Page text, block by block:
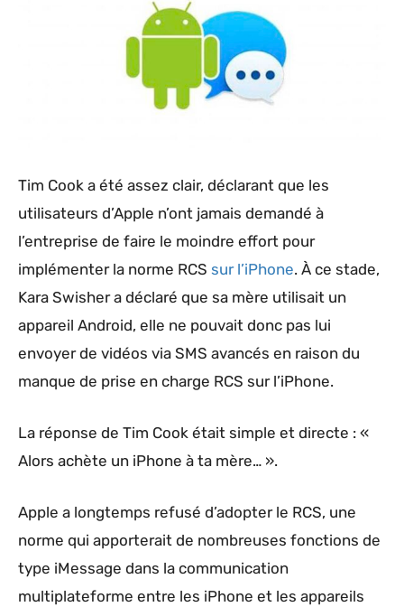
Tim Cook a été assez clair, déclarant que les
utilisateurs d’Apple n’ont jamais demandé à
l’entreprise de faire le moindre effort pour
implémenter la norme RCS sur l’iPhone. À ce stade,
Kara Swisher a déclaré que sa mère utilisait un
appareil Android, elle ne pouvait donc pas lui
envoyer de vidéos via SMS avancés en raison du
manque de prise en charge RCS sur l’iPhone.
La réponse de Tim Cook était simple et directe : «
Alors achète un iPhone à ta mère… ».
Apple a longtemps refusé d’adopter le RCS, une
norme qui apporterait de nombreuses fonctions de
type iMessage dans la communication
multiplateforme entre les iPhone et les appareils